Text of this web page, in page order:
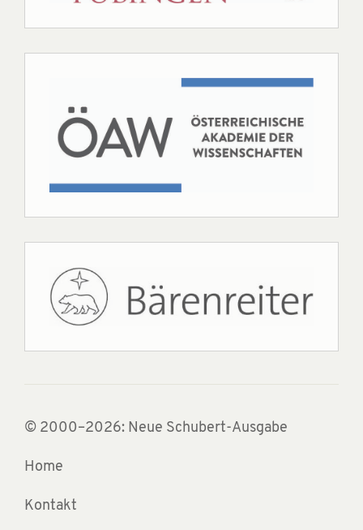
© 2000–2026: Neue Schubert-Ausgabe
Home
Kontakt